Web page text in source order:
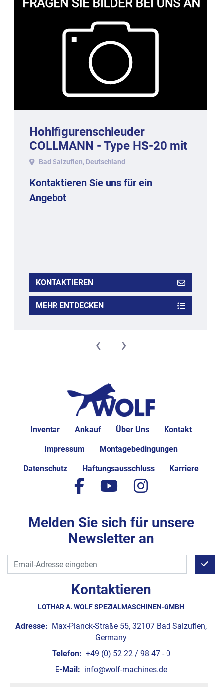
Hohlfigurenschleuder
COLLMANN - Type HS-20 mit
20 Magnetstationen.
Bad Salzuflen, Deutschland
Kontaktieren Sie uns für ein
Angebot
KONTAKTIEREN
MEHR ENTDECKEN
‹ ›
Inventar Ankauf Über Uns Kontakt
Impressum Montagebedingungen
Datenschutz Haftungsausschluss Karriere
Kontaktieren
LOTHAR A. WOLF SPEZIALMASCHINEN-GMBH
Adresse: Max-Planck-Straße 55, 32107 Bad Salzuflen,
Germany
Telefon: +49 (0) 52 22 / 98 47 - 0
E-Mail: info@wolf-machines.de
facebook
youtubeinstagram
Melden Sie sich für unsere
Newsletter an